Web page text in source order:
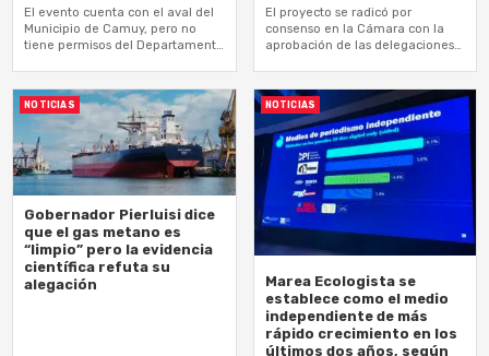
El evento cuenta con el aval del
Municipio de Camuy, pero no
tiene permisos del Departamento
El proyecto se radicó por
consenso en la Cámara con la
aprobación de las delegaciones
NOTICIAS
Gobernador Pierluisi dice
que el gas metano es
“limpio” pero la evidencia
científica refuta su
alegación
NOTICIAS
Marea Ecologista se
establece como el medio
independiente de más
rápido crecimiento en los
últimos dos años, según